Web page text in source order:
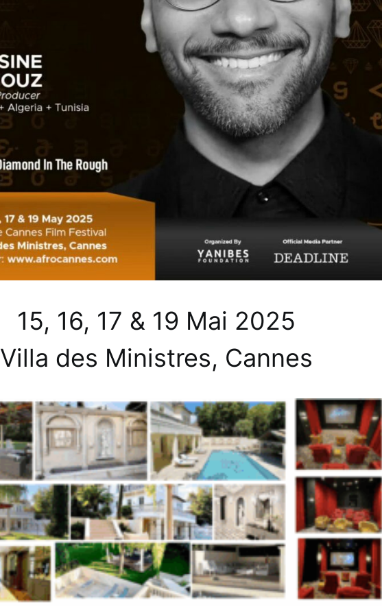
15, 16, 17 & 19 Mai 2025
Villa des Ministres, Cannes